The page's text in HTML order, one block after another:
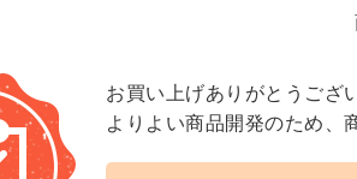
お買い上げありがとうござ
よりよい商品開発のため、